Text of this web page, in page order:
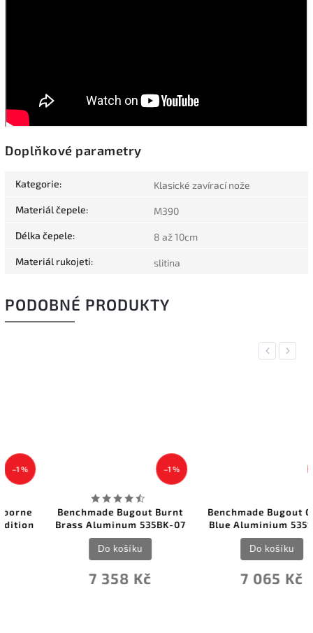
Doplňkové parametry
Kategorie: Klasické zavírací nože
Materiál čepele: M390
Délka čepele: 8 až 10cm
Materiál rukojeti: slitina
PODOBNÉ PRODUKTY
Previous
Benchmade Bugout Burnt
Brass Aluminum 535BK-07
7 358 Kč
Do košíku
Benchmade Bugout Crater
Blue Aluminium 535SL-13
7 065 Kč
Do košíku
Next